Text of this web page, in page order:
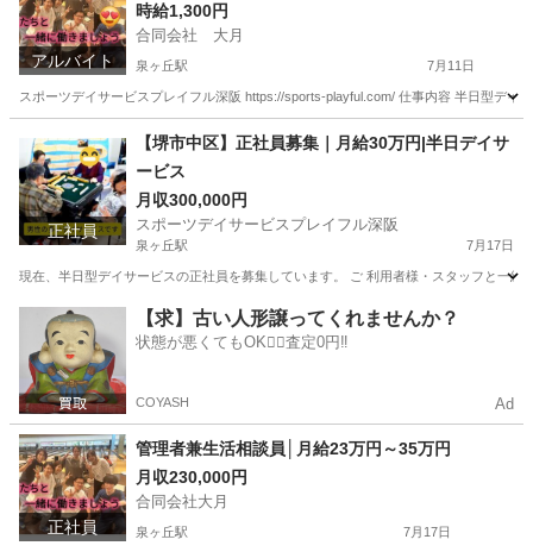
アルバイト
時給1,300円
合同会社 大月
泉ヶ丘駅 7月11日
スポーツデイサービスプレイフル深阪 https://sports-playful.com/ 仕事内容 半日型デ
泉ヶ丘駅 その他 時給
正社員
【堺市中区】正社員募集｜月給30万円|半日デイサ
ービス
月収300,000円
スポーツデイサービスプレイフル深阪
泉ヶ丘駅 7月17日
現在、半日型デイサービスの正社員を募集しています。 ご 利用者様・スタッフと一
堺市 泉ヶ丘駅 介護福祉士 デイサービス
【求】古い人形譲ってくれませんか？
状態が悪くてもOK🙆‍♀️査定0円‼️
COYASH Ad
正社員
管理者兼生活相談員│月給23万円～35万円
月収230,000円
合同会社大月
泉ヶ丘駅 7月17日